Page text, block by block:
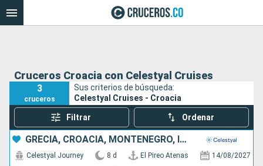
Cruceros Croacia con Celestyal Cruises
3
cruceros
Sus criterios de búsqueda:
Celestyal Cruises - Croacia
Filtrar Ordenar
GRECIA, CROACIA, MONTENEGRO, ITALIA
Celestyal Journey 8 d El Pireo Atenas 14/08/2027